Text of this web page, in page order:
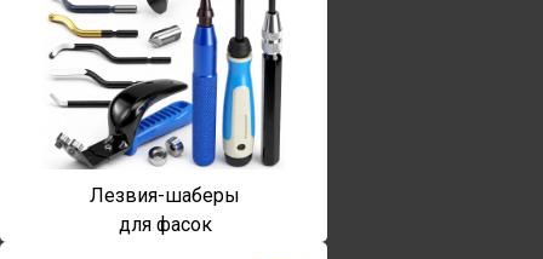
Лезвия-шаберы
для фасок